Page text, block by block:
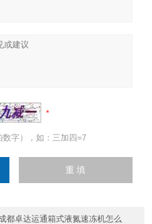
字），如：三加四=7
都卓达运通箱式液氮速冻机怎么